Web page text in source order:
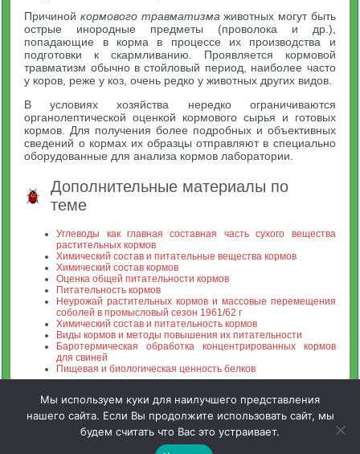
Причинойкормового травматизмаживотных могут быть
острые инородные предметы (проволока и др.),
попадающие в корма в процессе их производства и
подготовки к скармливанию. Проявляется кормовой
травматизм обычно в стойловый период, наиболее часто
у коров, реже у коз, очень редко у животных других видов.
В условиях хозяйства нередко ограничиваются
органолептической оценкой кормового сырья и готовых
кормов. Для получения более подробных и объективных
сведений о кормах их образцы отправляют в специально
оборудованные для анализа кормов лаборатории.
Дополнительные материалы по
теме
Углеводы как главная составная часть сухого вещества
растительных кормов
Химический состав и питательные вещества кормов
Химический состав кормов
Оценка общей питательности кормов
Питательность кормов
Неурожай растительных кормов и массовые перемещения
соболей в промысловый сезон 1961/62 г
Химический состав и питательность кормов
Виды кормов и методы повышения их питательности
Баротермическая обработка концентрированных кормов
для свиней
Пищевая и биологическая ценность белков
Зооинженерный факультет МСХА. Неофициальный сайт
Мы используем куки для наилучшего представления
нашего сайта. Если Вы продолжите использовать сайт, мы
будем считать что Вас это устраивает.